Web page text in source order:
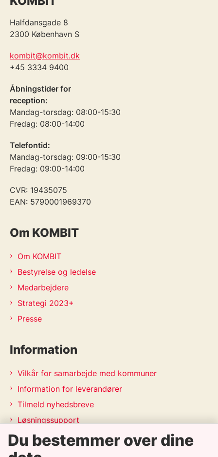
Halfdansgade 8
2300 København S
kombit@kombit.dk
+45 3334 9400
Åbningstider for
reception:
Mandag-torsdag: 08:00-15:30
Fredag: 08:00-14:00
Telefontid:
Mandag-torsdag: 09:00-15:30
Fredag: 09:00-14:00
CVR: 19435075
EAN: 5790001969370
Om KOMBIT
Om KOMBIT
Bestyrelse og ledelse
Medarbejdere
Strategi 2023+
Presse
Information
Vilkår for samarbejde med kommuner
Information for leverandører
Tilmeld nyhedsbreve
Løsningssupport
Releasekalender
APV-handleplan 2026
Du bestemmer over dine